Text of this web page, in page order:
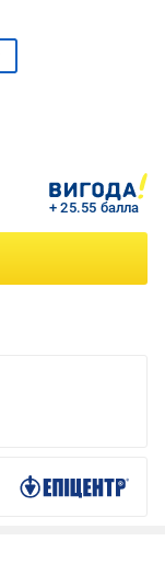
+ 25.55 балла